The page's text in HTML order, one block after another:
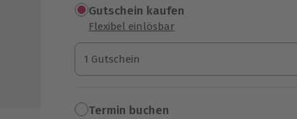
Gutschein kaufen
Flexibel einlösbar
1 Gutschein
1 Gutschein
1 Gutschein
Termin buchen